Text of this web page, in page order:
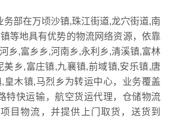
务部在万顷沙镇,珠江街道,龙穴街道,南
等地具有优势的物流网络资源，依靠
乡,富乡乡,河南乡,永利乡,清溪镇,富林
美乡,富庄镇,九襄镇,前域镇,安乐镇,唐
皇木镇,马烈乡为转运中心，业务覆盖
特快运输，航空货运代理，仓储物流
目物流，并提供上门取货，送货到